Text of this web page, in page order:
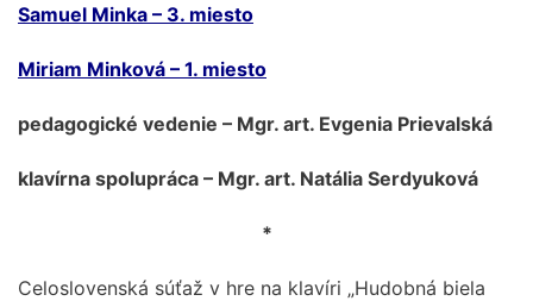
Samuel Minka – 3. miesto
Miriam Minková – 1. miesto
pedagogické vedenie – Mgr. art. Evgenia Prievalská
klavírna spolupráca – Mgr. art. Natália Serdyuková
*
Celoslovenská súťaž v hre na klavíri „Hudobná biela